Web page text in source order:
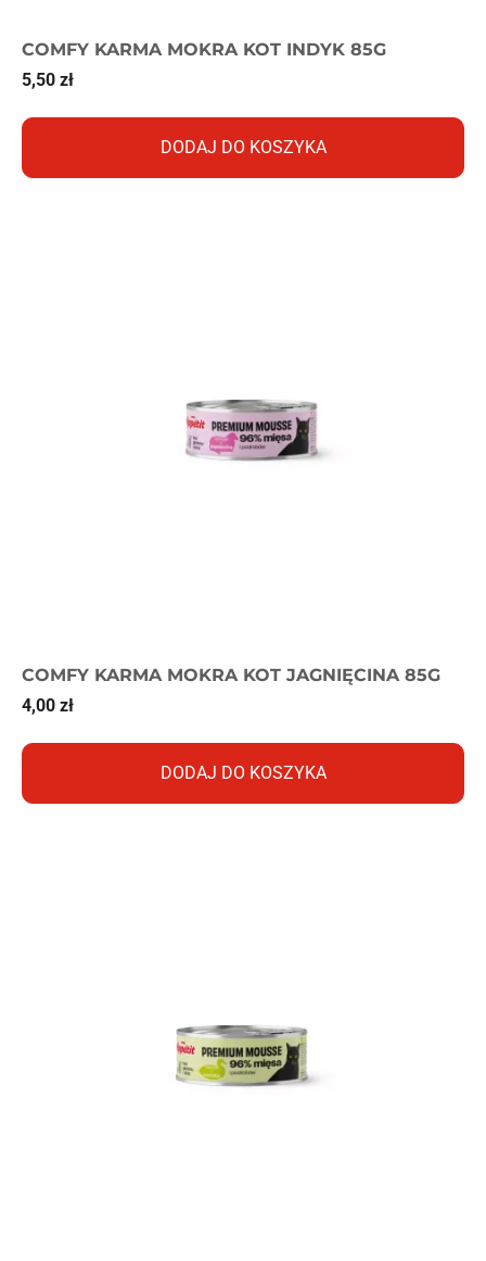
COMFY KARMA MOKRA KOT INDYK 85G
5,50 zł
DODAJ DO KOSZYKA
COMFY KARMA MOKRA KOT JAGNIĘCINA 85G
4,00 zł
DODAJ DO KOSZYKA